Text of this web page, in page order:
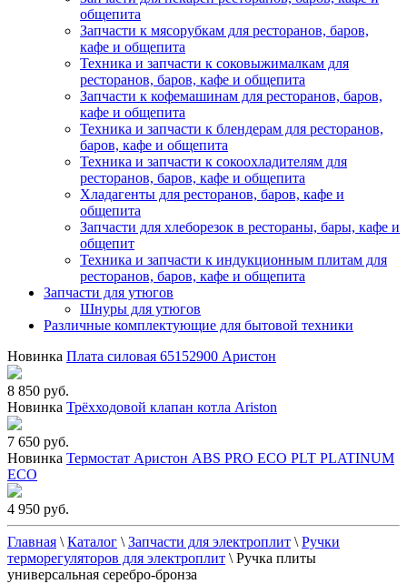
общепита
Запчасти к мясорубкам для ресторанов, баров,
кафе и общепита
Техника и запчасти к соковыжималкам для
ресторанов, баров, кафе и общепита
Запчасти к кофемашинам для ресторанов, баров,
кафе и общепита
Техника и запчасти к блендерам для ресторанов,
баров, кафе и общепита
Техника и запчасти к сокоохладителям для
ресторанов, баров, кафе и общепита
Хладагенты для ресторанов, баров, кафе и
общепита
Запчасти для хлеборезок в рестораны, бары, кафе и
общепит
Техника и запчасти к индукционным плитам для
ресторанов, баров, кафе и общепита
Запчасти для утюгов
Шнуры для утюгов
Различные комплектующие для бытовой техники
Новинка Плата силовая 65152900 Аристон
8 850 руб.
Новинка Трёхходовой клапан котла Ariston
7 650 руб.
Новинка Термостат Аристон ABS PRO ECO PLT PLATINUM
ECO
4 950 руб.
Главная \ Каталог \ Запчасти для электроплит \ Ручки
терморегуляторов для электроплит \ Ручка плиты
универсальная серебро-бронза